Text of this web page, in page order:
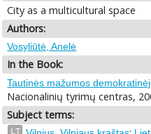
City as a multicultural space
Authors:
Vosyliūtė, Anelė
In the Book:
Tautinės mažumos
Nacionalinių tyrimų centras,
Subject terms:
LT